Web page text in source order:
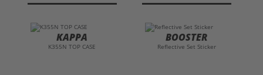
KAPPA
K355N TOP CASE
BOOSTER
Reflective Set Sticker